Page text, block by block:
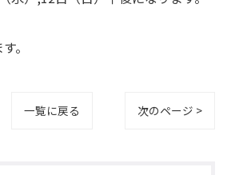
。
一覧に戻る 次のページ >